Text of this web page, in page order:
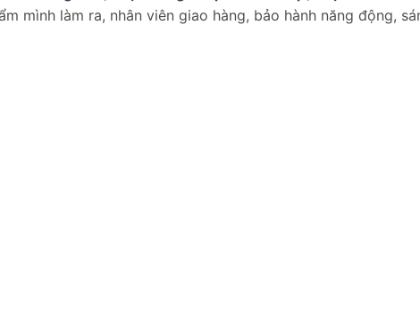
mình làm ra, nhân viên giao hàng, bảo hành năng động,